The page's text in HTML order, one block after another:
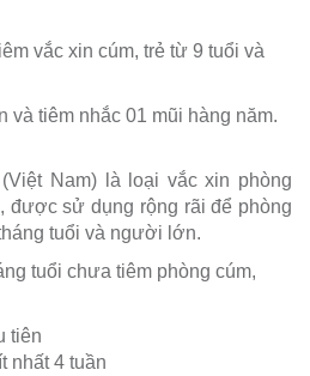
vắc xin cúm, trẻ từ 9 tuổi và
và tiêm nhắc 01 mũi hàng năm.
(Việt Nam) là loại vắc xin phòng
được sử dụng rộng rãi để phòng
tuổi và người lớn.
tuổi chưa tiêm phòng cúm,
tiên
nhất 4 tuần